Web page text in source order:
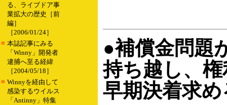
る、ライブドア事
業拡大の歴史［前
編］
［2006/01/24］
■ 本誌記事にみる
「Winny」開発者
逮捕へ至る経緯
［2004/05/18］
■ Winnyを経由して
感染するウイルス
「Antinny」特集
●補償金問題
持ち越し、
早期決着求